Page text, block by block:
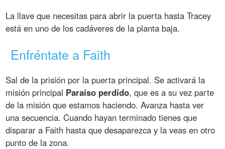
La llave que necesitas para abrir la puerta hasta Tracey
está en uno de los cadáveres de la planta baja.
Enfréntate a Faith
Sal de la prisión por la puerta principal. Se activará la
misión principal Paraíso perdido, que es a su vez parte
de la misión que estamos haciendo. Avanza hasta ver
una secuencia. Cuando hayan terminado tienes que
disparar a Faith hasta que desaparezca y la veas en otro
punto de la zona.